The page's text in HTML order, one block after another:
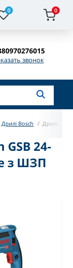
0 0
звонок
Дрилі Bosch Дриль
24-
з ШЗП